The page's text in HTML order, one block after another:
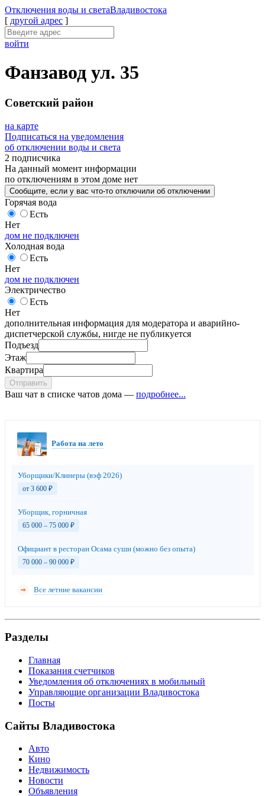
Отключения воды и светаВладивостока
[ другой адрес ]
войти
Фанзавод ул. 35
Советский район
на карте
Подписаться на уведомления
об отключении воды и света
2 подписчика
На данный момент информации
по отключениям в этом доме нет
Сообщите , если у вас что-то отключили об отключении
Горячая вода
Есть
Нет
дом не подключен
Холодная вода
Есть
Нет
дом не подключен
Электричество
Есть
Нет
дополнительная информация для модератора и аварийно-
диспетчерской службы, нигде не публикуется
Подъезд
Этаж
Квартира
Отправить
Ваш чат в списке чатов дома — подробнее...
Работа на лето
Уборщики/Клинеры (вэф 2026)
от 3 600 ₽
Уборщик, горничная
65 000 – 75 000 ₽
Официант в ресторан Осама суши (можно без опыта)
70 000 – 90 000 ₽
Все летние вакансии
Разделы
Главная
Показания счетчиков
Уведомления об отключениях в мобильный
Управляющие организации Владивостока
Посты
Сайты Владивостока
Авто
Кино
Недвижимость
Новости
Объявления